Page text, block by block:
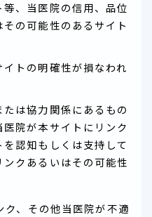
、当医院の信用、品位
の可能性のあるサイト
トの明確性が損なわれ
は協力関係にあるもの
院が本サイトにリンク
認知もしくは支持して
クあるいはその可能性
、その他当医院が不適